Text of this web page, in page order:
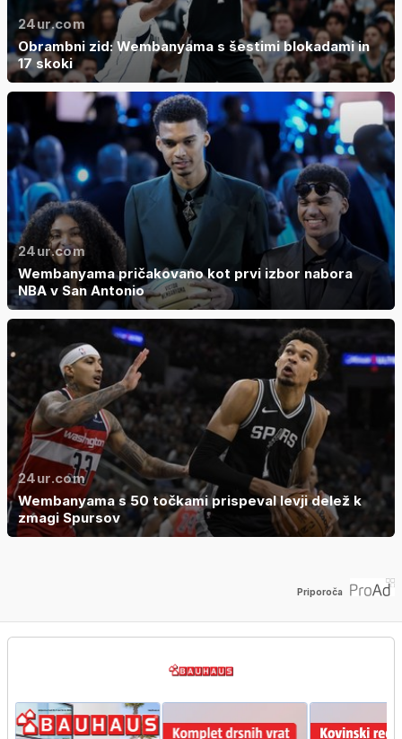
24ur.com
Obrambni zid: Wembanyama s šestimi blokadami in
17 skoki
24ur.com
Wembanyama pričakovano kot prvi izbor nabora
NBA v San Antonio
24ur.com
Wembanyama s 50 točkami prispeval levji delež k
zmagi Spursov
Priporoča